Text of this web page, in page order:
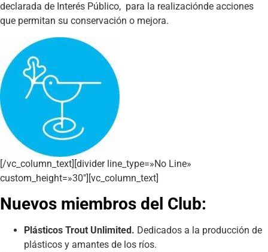
declarada de Interés Público, para la realizaciónde acciones
que permitan su conservación o mejora.
[/vc_column_text][divider line_type=»No Line»
custom_height=»30″][vc_column_text]
Nuevos miembros del Club:
Plásticos Trout Unlimited. Dedicados a la producción de
plásticos y amantes de los ríos.